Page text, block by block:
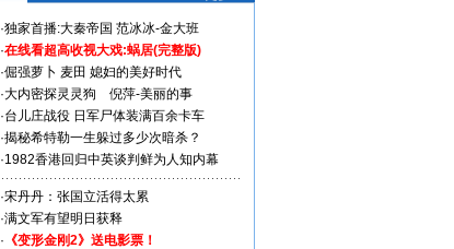
·独家首播:大秦帝国 范冰冰-金大班
·在线看超高收视大戏:蜗居(完整版)
·倔强萝卜 麦田 媳妇的美好时代
·大内密探灵灵狗
倪萍-美丽的事
·台儿庄战役 日军尸体装满百余卡车
·揭秘希特勒一生躲过多少次暗杀？
·1982香港回归中英谈判鲜为人知内幕
·宋丹丹：张国立活得太累
·满文军有望明日获释
· 《变形金刚2》送电影票！